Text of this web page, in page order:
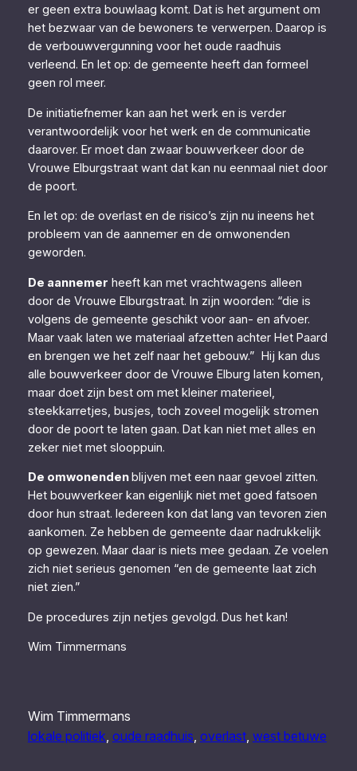
er geen extra bouwlaag komt. Dat is het argument om
het bezwaar van de bewoners te verwerpen. Daarop is
de verbouwvergunning voor het oude raadhuis
verleend. En let op: de gemeente heeft dan formeel
geen rol meer.
De initiatiefnemer kan aan het werk en is verder
verantwoordelijk voor het werk en de communicatie
daarover. Er moet dan zwaar bouwverkeer door de
Vrouwe Elburgstraat want dat kan nu eenmaal niet door
de poort.
En let op: de overlast en de risico’s zijn nu ineens het
probleem van de aannemer en de omwonenden
geworden.
De aannemer heeft kan met vrachtwagens alleen
door de Vrouwe Elburgstraat. In zijn woorden: “die is
volgens de gemeente geschikt voor aan- en afvoer.
Maar vaak laten we materiaal afzetten achter Het Paard
en brengen we het zelf naar het gebouw.” Hij kan dus
alle bouwverkeer door de Vrouwe Elburg laten komen,
maar doet zijn best om met kleiner materieel,
steekkarretjes, busjes, toch zoveel mogelijk stromen
door de poort te laten gaan. Dat kan niet met alles en
zeker niet met slooppuin.
De omwonendenblijven met een naar gevoel zitten.
Het bouwverkeer kan eigenlijk niet met goed fatsoen
door hun straat. Iedereen kon dat lang van tevoren zien
aankomen. Ze hebben de gemeente daar nadrukkelijk
op gewezen. Maar daar is niets mee gedaan. Ze voelen
zich niet serieus genomen “en de gemeente laat zich
niet zien.”
De procedures zijn netjes gevolgd. Dus het kan!
Wim Timmermans
Wim Timmermans
lokale politiek oude raadhuis overlast, west betuwe